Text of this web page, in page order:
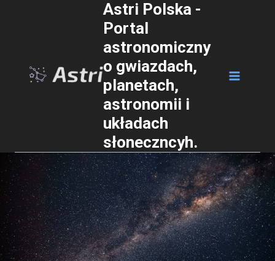
Astri Polska -
Portal
astronomiczny
o gwiazdach,
planetach,
astronomii i
układach
słoneczncyh.